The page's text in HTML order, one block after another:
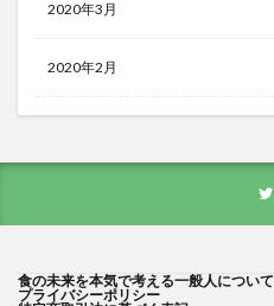
2020年3月
2020年2月
食の未来を本気で考える一般人について
プライバシーポリシー